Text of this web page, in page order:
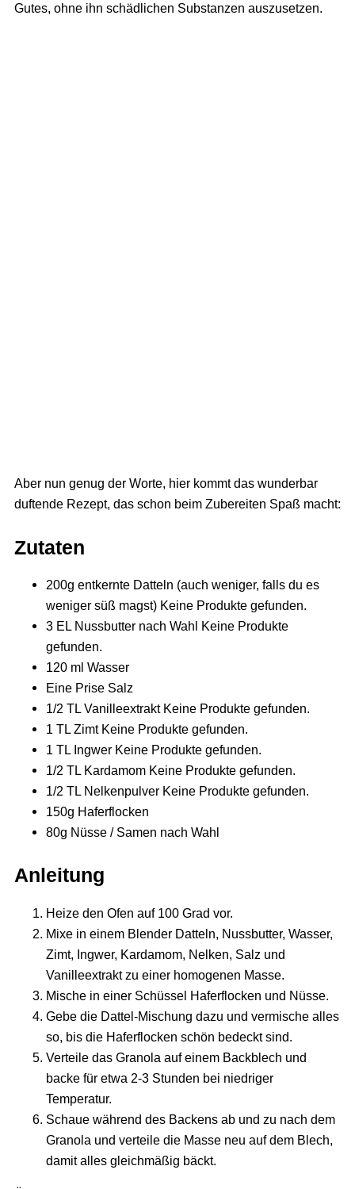
Gutes, ohne ihn schädlichen Substanzen auszusetzen.
Aber nun genug der Worte, hier kommt das wunderbar
duftende Rezept, das schon beim Zubereiten Spaß macht:
Zutaten
200g entkernte Datteln (auch weniger, falls du es
weniger süß magst) Keine Produkte gefunden.
3 EL Nussbutter nach Wahl Keine Produkte
gefunden.
120 ml Wasser
Eine Prise Salz
1/2 TL Vanilleextrakt Keine Produkte gefunden.
1 TL Zimt Keine Produkte gefunden.
1 TL Ingwer Keine Produkte gefunden.
1/2 TL Kardamom Keine Produkte gefunden.
1/2 TL Nelkenpulver Keine Produkte gefunden.
150g Haferflocken
80g Nüsse / Samen nach Wahl
Anleitung
Heize den Ofen auf 100 Grad vor.
Mixe in einem Blender Datteln, Nussbutter, Wasser,
Zimt, Ingwer, Kardamom, Nelken, Salz und
Vanilleextrakt zu einer homogenen Masse.
Mische in einer Schüssel Haferflocken und Nüsse.
Gebe die Dattel-Mischung dazu und vermische alles
so, bis die Haferflocken schön bedeckt sind.
Verteile das Granola auf einem Backblech und
backe für etwa 2-3 Stunden bei niedriger
Temperatur.
Schaue während des Backens ab und zu nach dem
Granola und verteile die Masse neu auf dem Blech,
damit alles gleichmäßig bäckt.